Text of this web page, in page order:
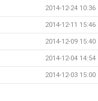
2014-12-24 10:36
2014-12-11 15:46
2014-12-09 15:40
2014-12-04 14:54
2014-12-03 15:00